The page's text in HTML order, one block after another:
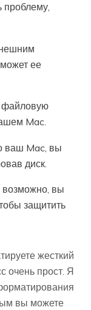
проблему,
ее
файловую
Mac.
ваш Mac, вы
диск.
возможно, вы
защитить
жесткий
очень прост. Я
вы можете